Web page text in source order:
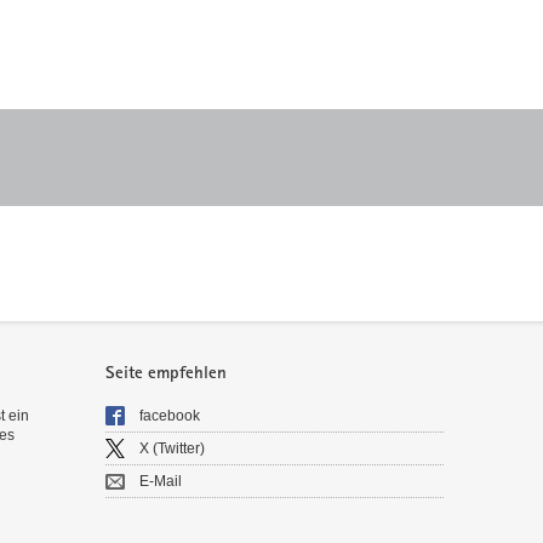
ein
Seite empfehlen
facebook
X (Twitter)
E-Mail